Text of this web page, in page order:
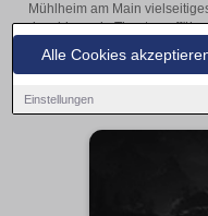
Alle Cookies
Einstellungen
Mühlheim am Main
inspirierende
Mühlheim am Main –